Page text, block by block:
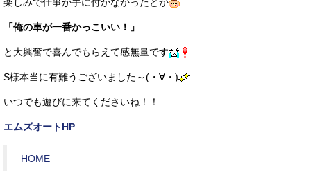
「俺の車が一番かっこいい！」
と大興奮で喜んでもらえて感無量です
S様本当に有難うございました～(・∀・)
いつでも遊びに来てくださいね！！
エムズオートHP
HOME